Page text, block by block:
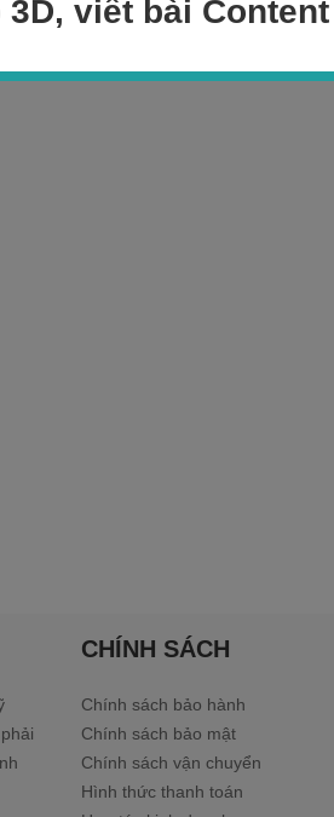
CHÍNH SÁCH
Chính sách bảo hành
Chính sách bảo mật
Chính sách vận chuyển
Hình thức thanh toán
viết bài Content